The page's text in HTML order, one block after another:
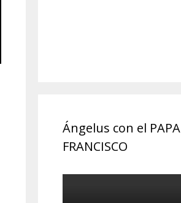
Ángelus con el PAPA
FRANCISCO